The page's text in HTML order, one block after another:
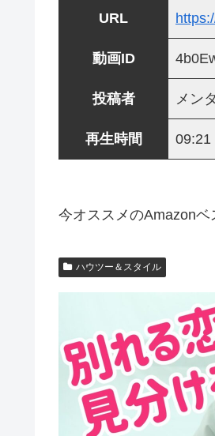
URL
動画ID
投稿者 メン
再生時間 09:21
今オススメのAmazonベ
ハウツー＆スタイル